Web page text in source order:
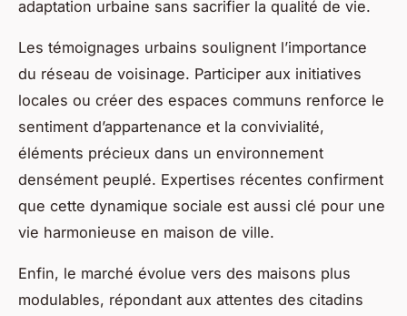
adaptation urbaine sans sacrifier la qualité de vie.
Les témoignages urbains soulignent l’importance
du réseau de voisinage. Participer aux initiatives
locales ou créer des espaces communs renforce le
sentiment d’appartenance et la convivialité,
éléments précieux dans un environnement
densément peuplé. Expertises récentes confirment
que cette dynamique sociale est aussi clé pour une
vie harmonieuse en maison de ville.
Enfin, le marché évolue vers des maisons plus
modulables, répondant aux attentes des citadins